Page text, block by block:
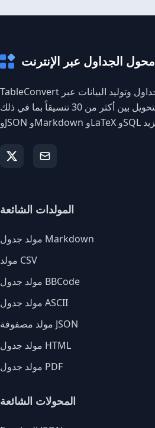
محول الجداول عبر الإنترنت
TableConvert هو أداة مجانية لتحويل الجداول وتوليد البيانات عبر
الإنترنت تدعم التحويل بين أكثر من 30 تنسيقاً بما في ذلك Excel وCSV
المولدات الشائعة
مولد جدول Markdown
مولد CSV
مولد جدول BBCode
مولد جدول ASCII
مولد مصفوفة JSON
مولد جدول HTML
مولد جدول PDF
المحولات الشائعة